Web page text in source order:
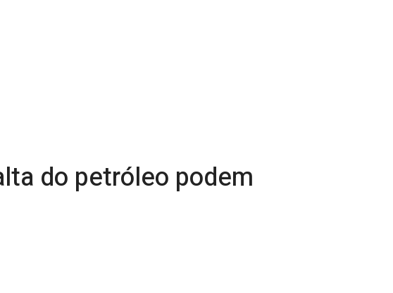
do petróleo podem